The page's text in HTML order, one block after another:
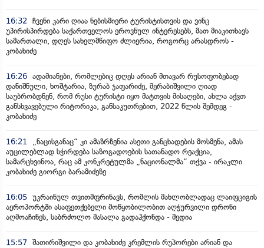
16:32
ჩვენი კარი ღიაა ნებისმიერი ტურისტისთვის და ვინც
უპირისპირდება საქართველოს ეროვნულ ინტერესებს, მათ მიაკითხავს
სამართალი, დღეს სახელმწიფო ძლიერია, როგორც არასდროს -
კობახიძე
16:26 ადამიანები, რომლებიც დღეს არიან მთავარ რუსოფობებად
დანიშნული, ხოშტარია, ზურაბ ჯაფარიძე, მერაბიშვილი ღიად
საუბრობდნენ, რომ რუსი ტურისტი იყო მატთვის მისაღები, ახლა აქვთ
განსხვავებული რიტორიკა, განსაკუთრებით, 2022 წლის შემდეგ -
კობახიძე
16:21
„ნაცისგანაც“ კი ამაზრზენია ასეთი განცხადების მოსმენა, ამას
აუცილებლად სჭირდება საზოგადოების სათანადო რეაქცია,
სამარცხვინოა, რაც ამ კონკრეტულმა „ნაციონალმა“ თქვა - ირაკლი
კობახიძე გიორგი ბარამიძეზე
16:05 უკრაინულ თვითმფრინავს, რომლის მახლობლადაც ლაიფციგის
აეროპორტში ასაფეთქებელი მოწყობილობით აღჭურვილი დრონი
აღმოაჩინეს, საბრძოლო მასალა გადაჰქონდა - მედია
15:57 შათირიშვილი და კობახიძე კრემლის რუპორები არიან და